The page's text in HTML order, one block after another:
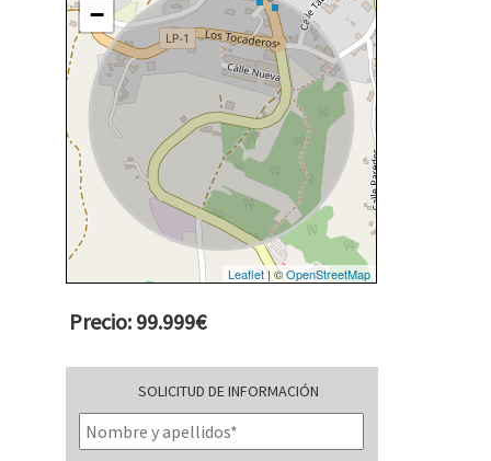
−
Leaflet| ©OpenStreetMap
Precio: 99.999€
SOLICITUD DE INFORMACIÓN